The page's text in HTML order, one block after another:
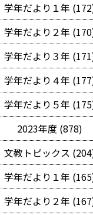
学年だより１年
学年だより２年
学年だより３年
学年だより４年
学年だより５年
2023年度 (878)
文教トピックス
学年だより１年
学年だより２年